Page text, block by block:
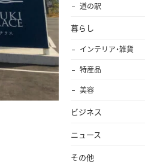
道の駅
暮らし
インテリア・雑貨
特産品
美容
ビジネス
ニュース
その他